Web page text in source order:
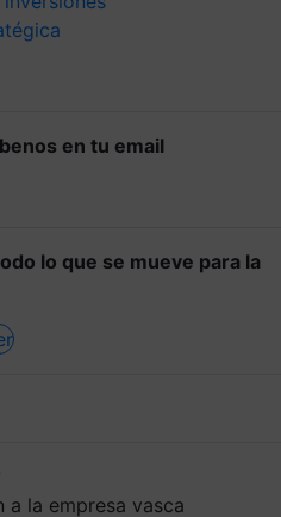
en tu email
lo que se mueve para la
a la empresa vasca